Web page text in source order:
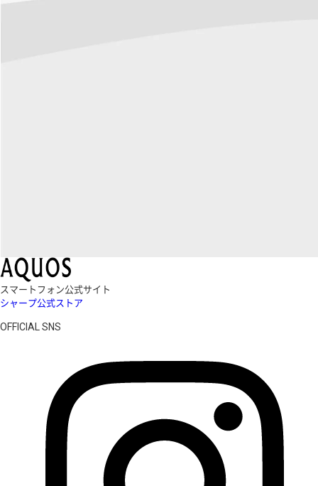
スマートフォン公式サイト
シャープ公式ストア
OFFICIAL SNS